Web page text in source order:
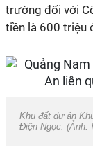
trường đối với
tiền là 600 triệu
Khu đất dự án
Điện Ngọc. (Ảnh: